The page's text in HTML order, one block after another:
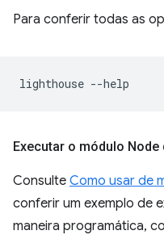
Para conferir todas as
lighthouse
Executar o módulo
Consulte Como usar de
conferir um exemplo de
maneira programática,